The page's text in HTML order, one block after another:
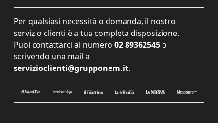
Per qualsiasi necessità o domanda, il nostro
servizio clienti è a tua completa disposizione.
Puoi contattarci al numero 02 89362545 o
scrivendo una mail a
servizioclienti@grupponem.it.